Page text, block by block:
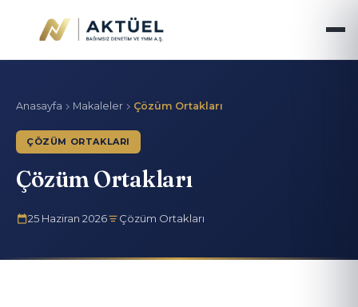
Anasayfa Makaleler Çözüm Ortakları
ÇÖZÜM ORTAKLARI
Çözüm Ortakları
25 Haziran 2026 Çözüm Ortakları